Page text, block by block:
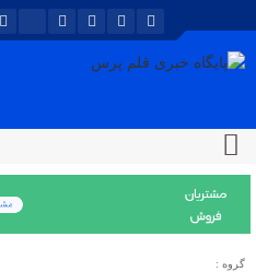
گروه :